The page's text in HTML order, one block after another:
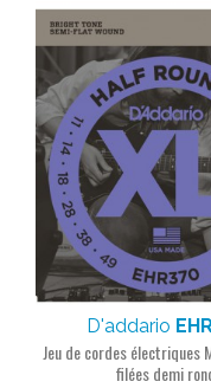
D'addario
Jeu de cordes électriques
filées demi